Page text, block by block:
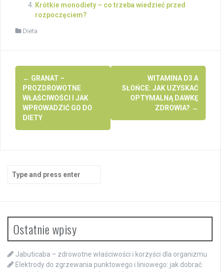
Krótkie monodiety – co trzeba wiedzieć przed
rozpoczęciem?
Dieta
Post
navigation
← GRANAT –
PROZDROWOTNE
WŁAŚCIWOŚCI I JAK
WPROWADZIĆ GO DO
DIETY
WITAMINA D3 A
SŁOŃCE: JAK UZYSKAĆ
OPTYMALNĄ DAWKĘ
ZDROWIA? →
for:
Ostatnie wpisy
Jabuticaba – zdrowotne właściwości i korzyści dla organizmu
Elektrody do zgrzewania punktowego i liniowego: jak dobrać